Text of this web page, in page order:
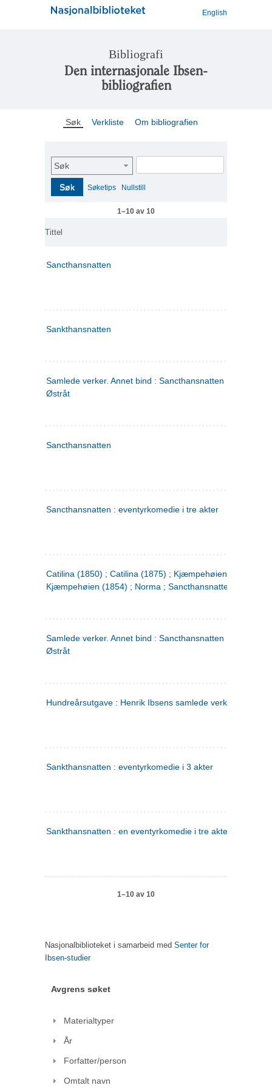
English
Bibliografi
Den internasjonale Ibsen-
bibliografien
Søk Verkliste Om bibliografien
Søk
Søk Søketips Nullstill
1–10 av 10
Tittel
Sancthansnatten
Sankthansnatten
Samlede verker. Annet bind : Sancthansnatten ; Fru Inger
Østråt
Sancthansnatten
Sancthansnatten : eventyrkomedie i tre akter
Catilina (1850) ; Catilina (1875) ; Kjæmpehøien (1850) ;
Kjæmpehøien (1854) ; Norma ; Sancthansnatten
Samlede verker. Annet bind : Sancthansnatten ; Fru Inger
Østråt
Hundreårsutgave : Henrik Ibsens samlede verker. 2
Sankthansnatten : eventyrkomedie i 3 akter
Sankthansnatten : en eventyrkomedie i tre akter
1–10 av 10
Nasjonalbiblioteket i samarbeid med Senter for
Ibsen-studier
Avgrens søket
Materialtyper
År
Forfatter/person
Omtalt navn